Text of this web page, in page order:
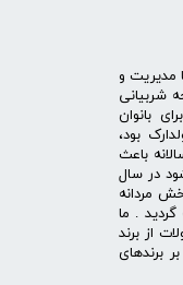
با مدیریت و
شربیانی
بانوان
بود،
باعث
در سال
مردانه
. ما
از برند
برندهای